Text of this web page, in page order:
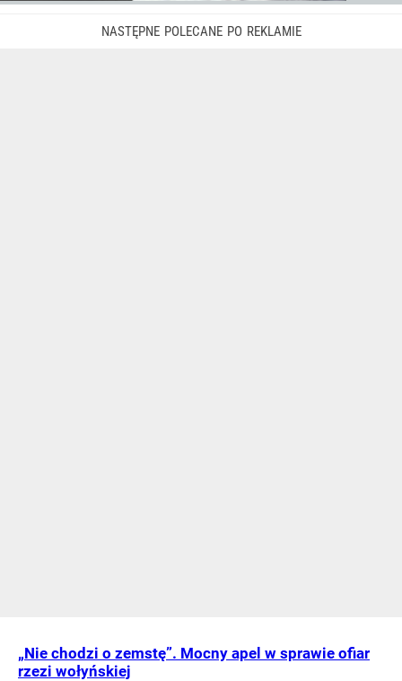
„Nie chodzi o zemstę”. Mocny apel w sprawie ofiar
rzezi wołyńskiej